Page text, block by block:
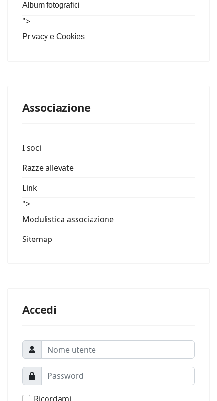
Album fotografici
">
Privacy e Cookies
Associazione
I soci
Razze allevate
Link
">
Modulistica associazione
Sitemap
Accedi
Ricordami